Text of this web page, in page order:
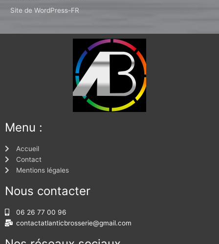
Site de WordPress-FR
Menu :
Accueil
Contact
Mentions légales
Nous contacter
06 26 77 00 96
contactatlanticbrosserie@gmail.com